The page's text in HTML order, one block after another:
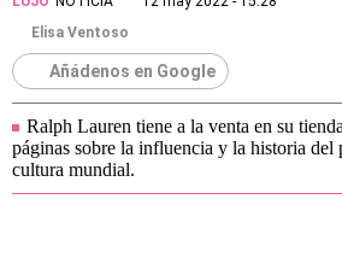
Elisa Ventoso
Añádenos en Google
Ralph Lauren tiene a la venta en su
páginas sobre la influencia y la historia del
cultura mundial.